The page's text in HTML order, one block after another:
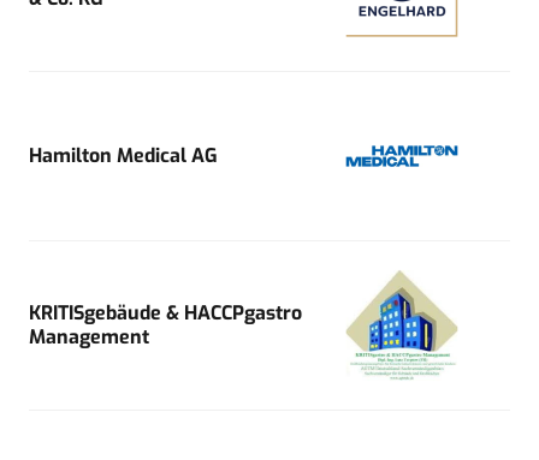
Hamilton Medical AG
KRITISgebäude & HACCPgastro
Management